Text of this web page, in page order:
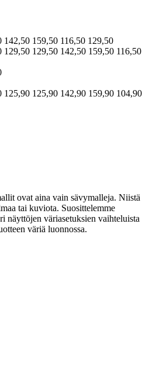
142,50 159,50 116,50 129,50
129,50 129,50 142,50 159,50 116,50
125,90 125,90 142,90 159,90 104,90
ovat aina vain sävymalleja. Niistä
tai kuviota. Suosittelemme
näyttöjen väriasetuksien vaihteluista
väriä luonnossa.